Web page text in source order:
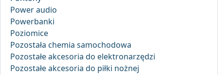
Power audio
Powerbanki
Poziomice
Pozostała chemia samochodowa
Pozostałe akcesoria do elektronarzędzi
Pozostałe akcesoria do piłki nożnej